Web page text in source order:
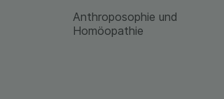
Anthroposophie und
Homöopathie